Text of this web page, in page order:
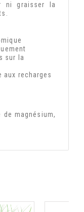
ni graisser
la
sur la
recharges
de magnésium,